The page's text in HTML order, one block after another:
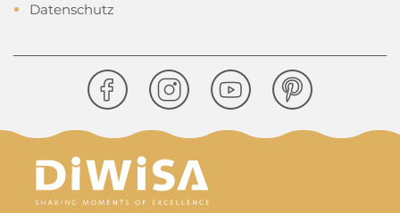
Datenschutz